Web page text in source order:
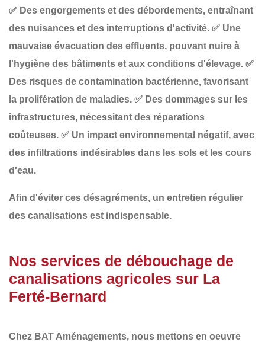
✅ Des engorgements et des débordements, entraînant
des nuisances et des interruptions d'activité. ✅ Une
mauvaise évacuation des effluents, pouvant nuire à
l'hygiène des bâtiments et aux conditions d'élevage. ✅
Des risques de contamination bactérienne, favorisant
la prolifération de maladies. ✅ Des dommages sur les
infrastructures, nécessitant des réparations
coûteuses. ✅ Un impact environnemental négatif, avec
des infiltrations indésirables dans les sols et les cours
d'eau.
Afin d'éviter ces désagréments, un entretien régulier
des canalisations est indispensable.
Nos services de débouchage de
canalisations agricoles sur La
Ferté-Bernard
Chez BAT Aménagements, nous mettons en oeuvre